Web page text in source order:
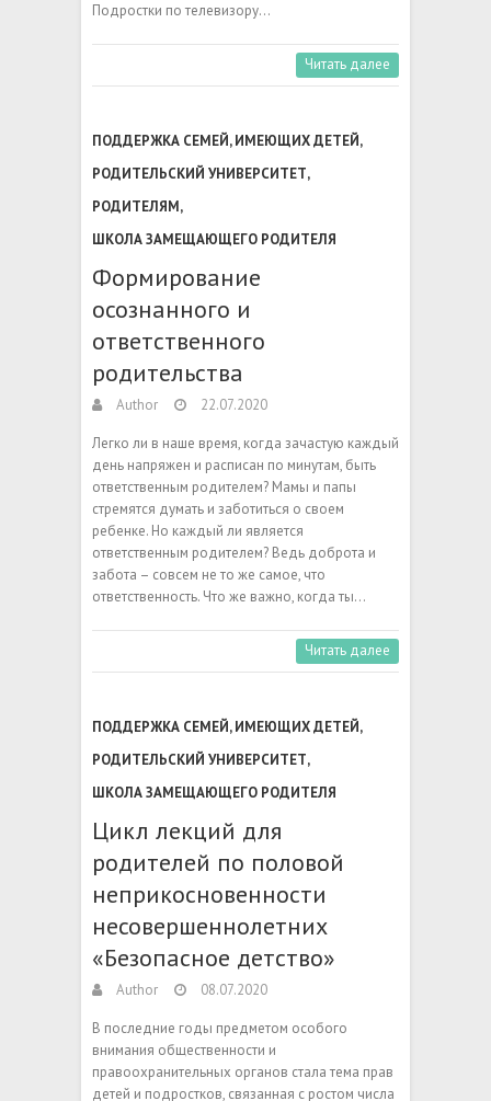
Подростки по телевизору…
Читать далее
ПОДДЕРЖКА СЕМЕЙ, ИМЕЮЩИХ ДЕТЕЙ,
РОДИТЕЛЬСКИЙ УНИВЕРСИТЕТ,
РОДИТЕЛЯМ,
ШКОЛА ЗАМЕЩАЮЩЕГО РОДИТЕЛЯ
Формирование
осознанного и
ответственного
родительства
Author 22.07.2020
Легко ли в наше время, когда зачастую каждый
день напряжен и расписан по минутам, быть
ответственным родителем? Мамы и папы
стремятся думать и заботиться о своем
ребенке. Но каждый ли является
ответственным родителем? Ведь доброта и
забота – совсем не то же самое, что
ответственность. Что же важно, когда ты…
Читать далее
ПОДДЕРЖКА СЕМЕЙ, ИМЕЮЩИХ ДЕТЕЙ,
РОДИТЕЛЬСКИЙ УНИВЕРСИТЕТ,
ШКОЛА ЗАМЕЩАЮЩЕГО РОДИТЕЛЯ
Цикл лекций для
родителей по половой
неприкосновенности
несовершеннолетних
«Безопасное детство»
Author 08.07.2020
В последние годы предметом особого
внимания общественности и
правоохранительных органов стала тема прав
детей и подростков, связанная с ростом числа